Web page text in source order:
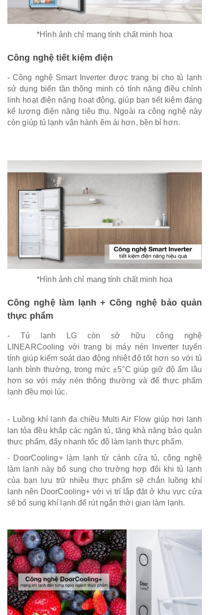
*Hình ảnh chỉ mang tính chất minh họa
Công nghệ tiết kiệm điện
- Công nghệ Smart Inverter được trang bị cho tủ lạnh
sử dụng biến tần thông minh có tính năng điều chỉnh
linh hoạt điện năng hoạt động, giúp bạn tiết kiệm đáng
kể lượng điện năng tiêu thụ. Ngoài ra công nghệ này
còn giúp tủ lạnh vận hành êm ái hơn, bền bỉ hơn.
*Hình ảnh chỉ mang tính chất minh họa
Công nghệ làm lạnh + Công nghệ bảo quản
thực phẩm
- Tủ lạnh LG còn sở hữu công nghệ
LINEARCooling với trang bị máy nén Inverter tuyến
tính giúp kiểm soát dao động nhiệt độ tốt hơn so với tủ
lạnh bình thường, trong mức ±5°C giúp giữ độ ẩm lâu
hơn so với máy nén thông thường và để thực phẩm
lạnh đều mọi lúc.
- Luồng khí lạnh đa chiều Multi Air Flow giúp hơi lạnh
lan tỏa đều khắp các ngăn tủ, tăng khả năng bảo quản
thực phẩm, đẩy nhanh tốc độ làm lạnh thực phẩm.
- DoorCooling+ làm lạnh từ cánh cửa tủ, công nghệ
làm lạnh này bổ sung cho trường hợp đôi khi tủ lạnh
của bạn lưu trữ nhiều thực phẩm sẽ chắn luồng khí
lạnh nên DoorCooling+ với vị trí lắp đặt ở khu vực cửa
sẽ bổ sung khí lạnh để rút ngắn thời gian làm lạnh.